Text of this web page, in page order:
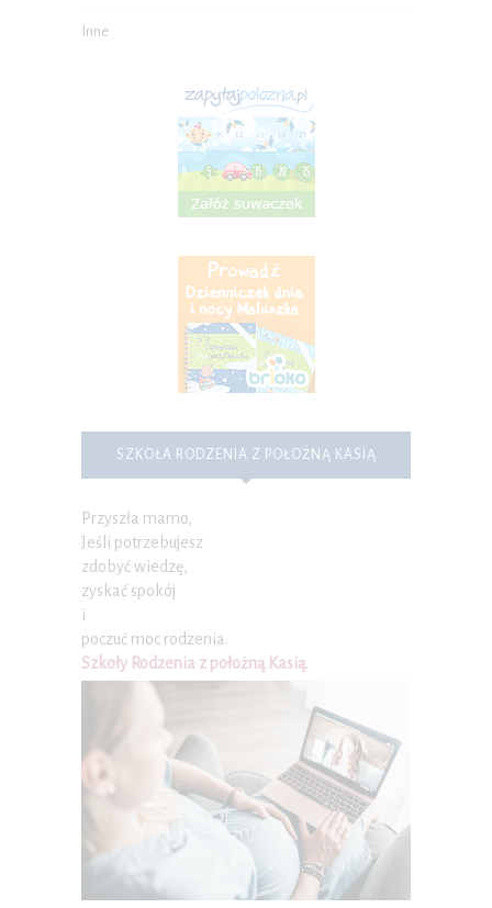
Inne
SZKOŁA RODZENIA Z POŁOŻNĄ KASIĄ
Przyszła mamo,
Jeśli potrzebujesz
zdobyć wiedzę,
zyskać spokój
i
poczuć moc rodzenia.
Szkoły Rodzenia z położną Kasią.